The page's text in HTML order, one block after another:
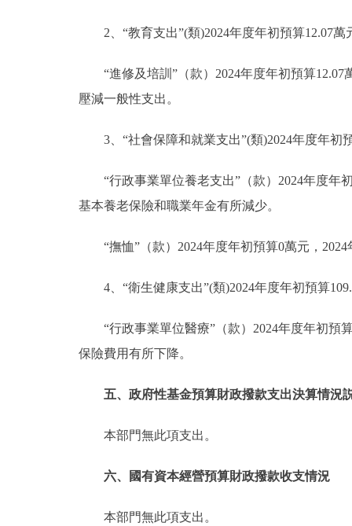
2、“教育支出”(類)2024年度年初預算12.07
“進修及培訓”（款）2024年度年初預算
壓減一般性支出。
3、“社會保障和就業支出”(類)2024年度年初
“行政事業單位養老支出”（款）2024年度年
基本養老保險和職業年金有所減少。
“撫恤”（款）2024年度年初預算0萬元，
4、“衛生健康支出”(類)2024年度年初預算
“行政事業單位醫療”（款）2024年度年初預
保險費用有所下降。
五、政府性基金預算財政撥款支出決算情況
本部門無此項支出。
六、國有資本經營預算財政撥款收支情況
本部門無此項支出。